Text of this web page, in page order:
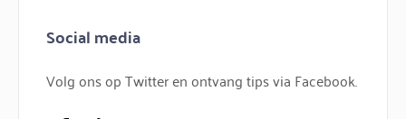
Hijskranen
Bouwkraan huren
Bouwlift huren
Social media
Volg ons op Twitter en ontvang tips via Facebook.